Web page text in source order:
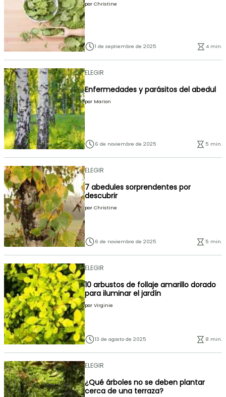
por Christine
1 de septiembre de 2025 4 min.
ELEGIR
Enfermedades y parásitos del abedul
por Marion
6 de noviembre de 2025 5 min.
ELEGIR
7 abedules sorprendentes por
descubrir
por Christine
6 de noviembre de 2025 5 min.
ELEGIR
10 arbustos de follaje amarillo dorado
para iluminar el jardín
por Virginie
13 de agosto de 2025 8 min.
ELEGIR
¿Qué árboles no se deben plantar
cerca de una terraza?